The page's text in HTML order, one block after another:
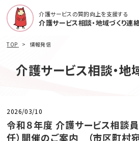
介護サービスの質的向上を支援する
介護サービス相談・地域づくり連
TOP 情報発信
介護サービス相談・地
2026/03/10
令和８年度 介護サービス相談
任）開催のご案内 （市区町村宛